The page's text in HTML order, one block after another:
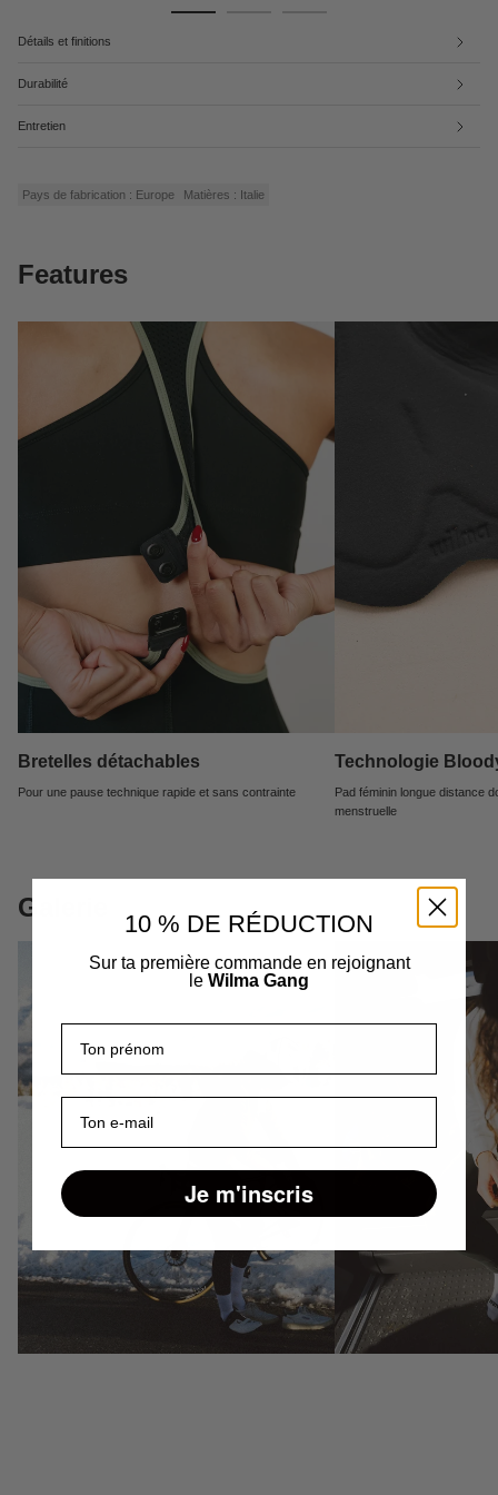
Détails et finitions
Durabilité
Entretien
Pays de fabrication : Europe Matières : Italie
Features
Bretelles détachables
Pour une pause technique rapide et sans contrainte
Technologie
Pad féminin longue distance
menstruelle
Galerie
10 % DE RÉDUCTION
Sur ta première commande en rejoignant
le Wilma Gang
Prénom
E-mail
Je m'inscris